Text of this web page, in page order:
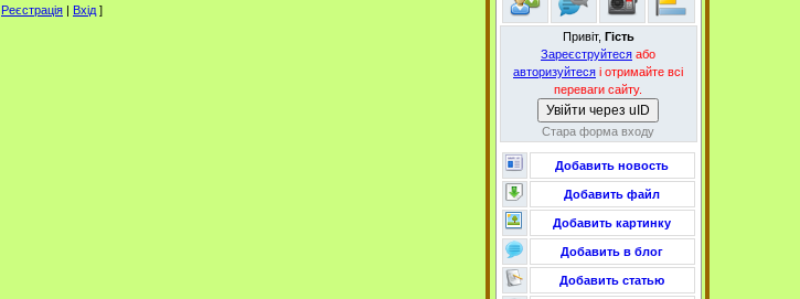
Реєстрація | Вхід ]
Привіт, Гість
Зареєструйтеся або
авторизуйтеся і отримайте всі
переваги сайту.
Увійти через uID
Стара форма входу
Добавить новость
Добавить файл
Добавить картинку
Добавить в блог
Добавить статью